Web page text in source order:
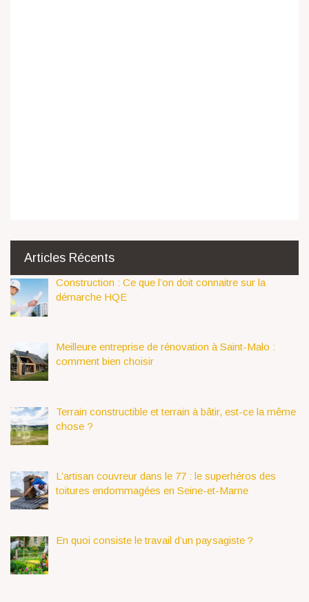
Articles Récents
Construction : Ce que l’on doit connaitre sur la
démarche HQE
Meilleure entreprise de rénovation à Saint-Malo :
comment bien choisir
Terrain constructible et terrain à bâtir, est-ce la même
chose ?
L’artisan couvreur dans le 77 : le superhéros des
toitures endommagées en Seine-et-Marne
En quoi consiste le travail d’un paysagiste ?